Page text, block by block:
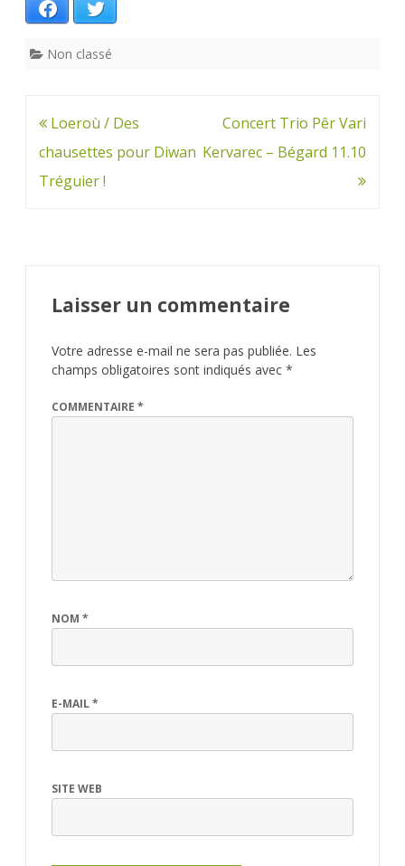
Facebook
Non classé
Navigation
de
l’article
Loeroù / Des
chausettes pour Diwan
Tréguier !
Concert Trio Pêr Vari
Kervarec – Bégard 11.10
Laisser un commentaire
Votre adresse e-mail ne sera pas publiée. Les
champs obligatoires sont indiqués avec *
COMMENTAIRE *
NOM *
E-MAIL*
SITE WEB